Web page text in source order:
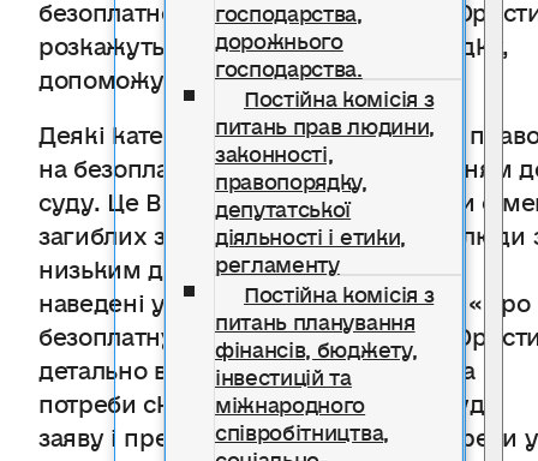
господарства,
дорожнього
господарства.
Постійна комісія з
питань прав людини,
законності,
правопорядку,
депутатської
діяльності і етики,
регламенту
Постійна комісія з
питань планування
фінансів, бюджету,
інвестицій та
міжнародного
співробітництва,
розкажуть, як діяти у вашому випадку,
допоможуть скласти рапорти.
Деякі категорії людей також мають
на безоплатну допомогу зі зверненням
суду. Це ВПО, ветерани війни, члени
загиблих захисників та захисниць, люди
низьким доходом та інші категорії
наведені у статті 14 Закону України «Про
безоплатну правничу допомогу».
детально вивчать ваші обставини, за
потреби складуть та подадуть до суду
заяву і представлятимуть ваші інтереси у